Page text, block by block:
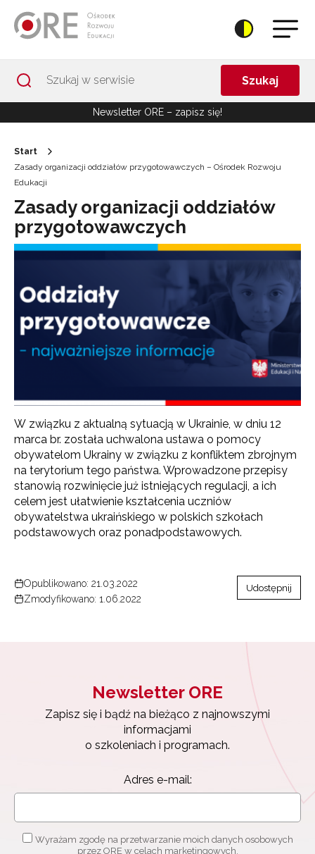
Szukaj
Newsletter ORE – zapisz się!
Start
Zasady organizacji oddziałów przygotowawczych – Ośrodek Rozwoju
Edukacji
Zasady organizacji oddziałów
przygotowawczych
W związku z aktualną sytuacją w Ukrainie, w dniu 12
marca br. została uchwalona ustawa o pomocy
obywatelom Ukrainy w związku z konfliktem zbrojnym
na terytorium tego państwa. Wprowadzone przepisy
stanowią rozwinięcie już istniejących regulacji, a ich
celem jest ułatwienie kształcenia uczniów
obywatelstwa ukraińskiego w polskich szkołach
podstawowych oraz ponadpodstawowych.
Opublikowano: 21.03.2022
Zmodyfikowano: 1.06.2022
Udostępnij
Newsletter ORE
Zapisz się i bądź na bieżąco z najnowszymi
informacjami
o szkoleniach i programach.
Adres e-mail:
Wyrażam zgodę na przetwarzanie moich danych osobowych
przez ORE w celach marketingowych.